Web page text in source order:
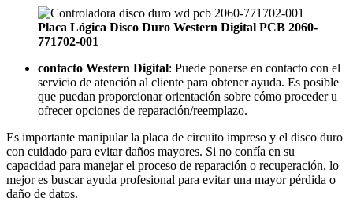
Placa Lógica Disco Duro Western Digital PCB 2060-
771702-001
contacto Western Digital: Puede ponerse en contacto con el
servicio de atención al cliente para obtener ayuda. Es posible
que puedan proporcionar orientación sobre cómo proceder u
ofrecer opciones de reparación/reemplazo.
Es importante manipular la placa de circuito impreso y el disco duro
con cuidado para evitar daños mayores. Si no confía en su
capacidad para manejar el proceso de reparación o recuperación, lo
mejor es buscar ayuda profesional para evitar una mayor pérdida o
daño de datos.